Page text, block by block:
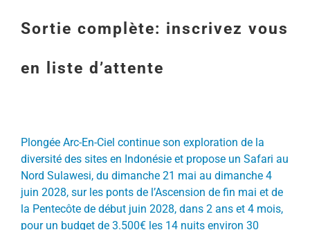
Sortie complète: inscrivez vous
en liste d’attente
Plongée Arc-En-Ciel continue son exploration de la
diversité des sites en Indonésie et propose un Safari au
Nord Sulawesi, du dimanche 21 mai au dimanche 4
juin 2028, sur les ponts de l’Ascension de fin mai et de
la Pentecôte de début juin 2028, dans 2 ans et 4 mois,
pour un budget de 3.500€ les 14 nuits environ 30